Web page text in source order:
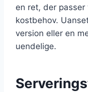
en ret, der
kostbehov.
version eller en
uendelige.